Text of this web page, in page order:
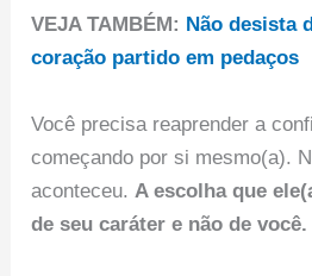
VEJA TAMBÉM: Não desista
coração partido em pedaços
Você precisa reaprender a
começando por si mesmo(a).
aconteceu. A escolha que
de seu caráter e não de você.